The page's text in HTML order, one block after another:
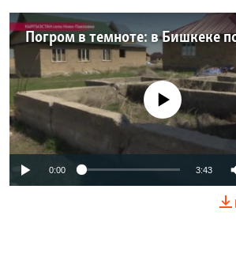
No media source currently
0:00 3:43